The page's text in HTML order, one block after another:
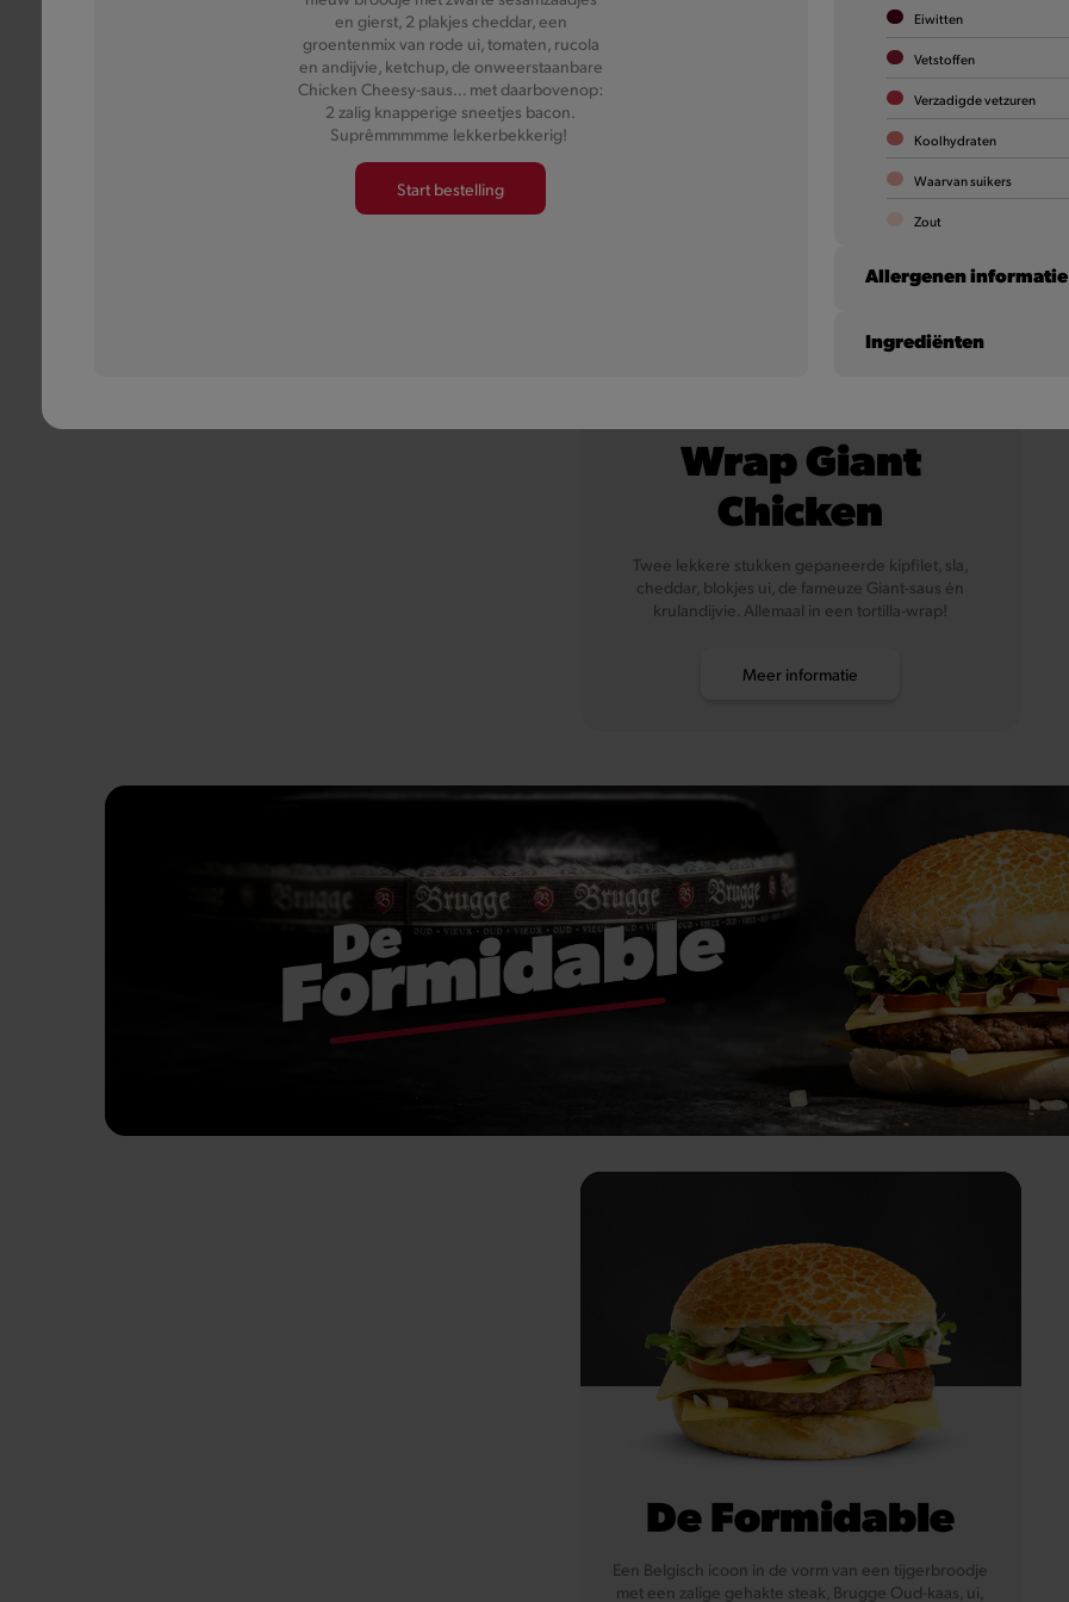
Meer informatie
Wrap Giant
Chicken
Twee lekkere stukken gepaneerde kipfilet, sla,
cheddar, blokjes ui, de fameuze Giant-saus én
krulandijvie. Allemaal in een tortilla-wrap!
Meer informatie
De Formidable
Een Belgisch icoon in de vorm van een tijgerbroodje
met een zalige gehakte steak, Brugge Oud-kaas, ui,
en gierst, 2 plakjes cheddar, een
groentenmix van rode ui, tomaten, rucola
en andijvie, ketchup, de onweerstaanbare
Chicken Cheesy-saus… met daarbovenop:
2 zalig knapperige sneetjes bacon.
Suprêmmmmme lekkerbekkerig!
Start bestelling
Eiwitten
Vetstoffen
Verzadigde vetzuren
Koolhydraten
Waarvan suikers
Zout
Allergenen informatie
Eieren
Gluten
Soja
Ingrediënten